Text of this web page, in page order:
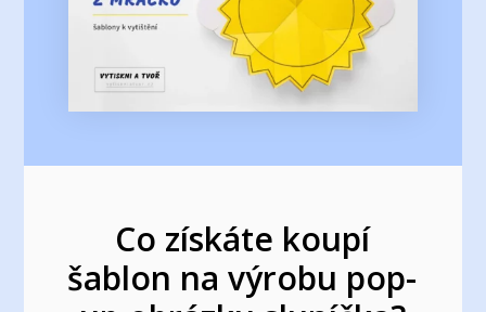
Co získáte koupí
šablon na výrobu pop-